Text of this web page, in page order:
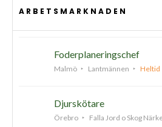
ARBETSMARKNADEN
Foderplaneringschef
Malmö Lantmännen Heltid
Djurskötare
Örebro Falla Jord o Skog